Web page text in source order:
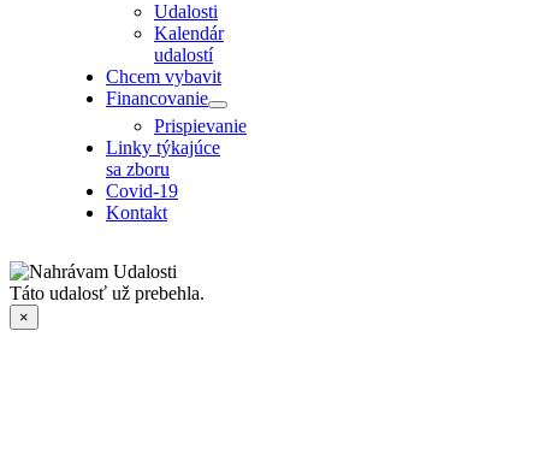
Udalosti
Kalendár
udalostí
Chcem vybavit
Financovanie
Prispievanie
Linky týkajúce
sa zboru
Covid-19
Kontakt
Táto udalosť už prebehla.
×